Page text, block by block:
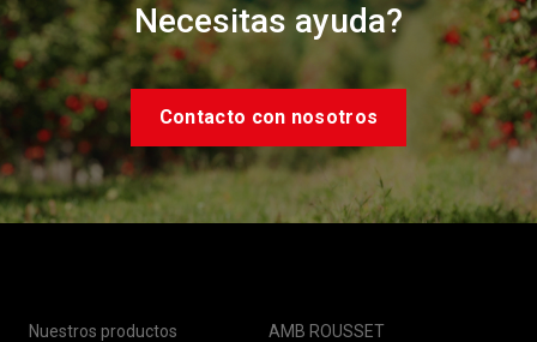
Necesitas ayuda?
Contacto con nosotros
Nuestros productos AMB ROUSSET